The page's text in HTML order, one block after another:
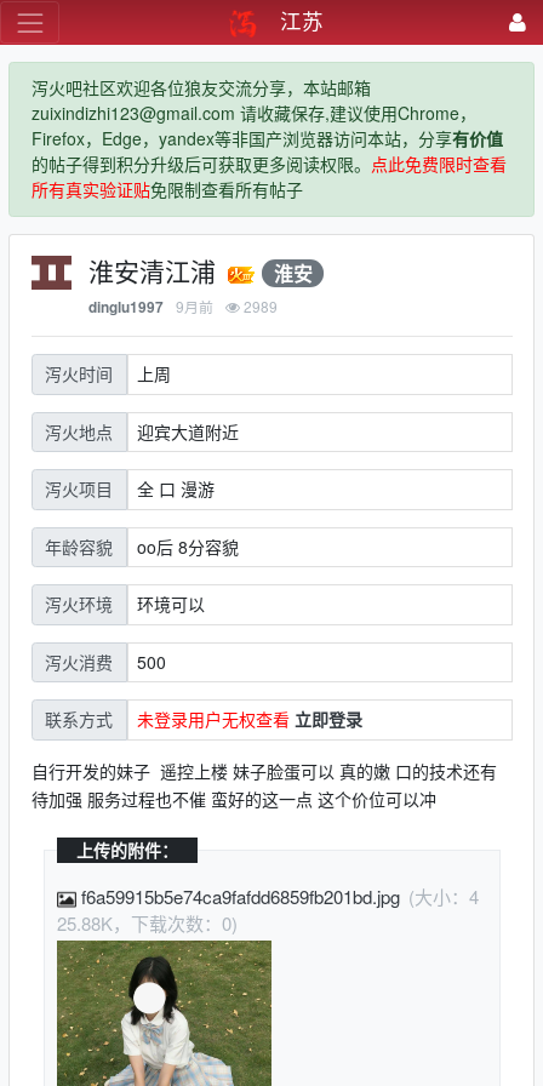
江苏
泻火吧社区欢迎各位狼友交流分享，本站邮箱
zuixindizhi123@gmail.com 请收藏保存,建议使用Chrome，
Firefox，Edge，yandex等非国产浏览器访问本站，分享有价值
的帖子得到积分升级后可获取更多阅读权限。 点此免费限时查看
所有真实验证贴免限制查看所有帖子
淮安清江浦 淮安
dinglu1997 9月前 2989
泻火时间 上周
泻火地点 迎宾大道附近
泻火项目 全 口 漫游
年龄容貌 oo后 8分容貌
泻火环境 环境可以
泻火消费 500
联系方式 未登录用户无权查看 立即登录
自行开发的妹子 遥控上楼 妹子脸蛋可以 真的嫩 口的技术还有
待加强 服务过程也不催 蛮好的这一点 这个价位可以冲
上传的附件：
f6a59915b5e74ca9fafdd6859fb201bd.jpg (大小：4
25.88K，下载次数：0)